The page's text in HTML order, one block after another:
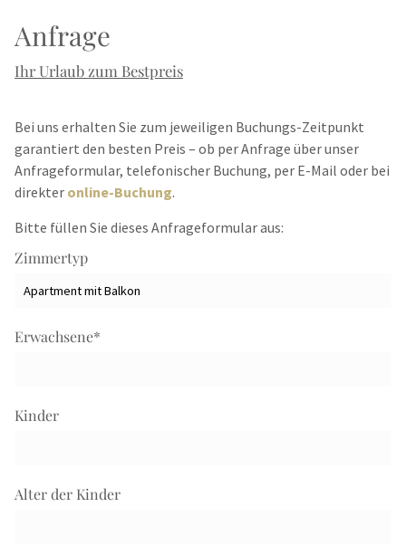
Anfrage
Ihr Urlaub zum Bestpreis
Bei uns erhalten Sie zum jeweiligen Buchungs-Zeitpunkt
garantiert den besten Preis – ob per Anfrage über unser
Anfrageformular, telefonischer Buchung, per E-Mail oder bei
direkter online-Buchung.
Bitte füllen Sie dieses Anfrageformular aus:
Zimmertyp
Erwachsene*
Kinder
Alter der Kinder